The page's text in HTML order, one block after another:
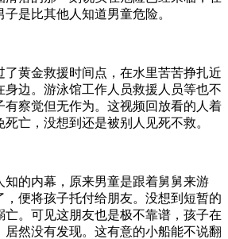
是比其他人知道男童危险。
了黄金救援时间点，在水里苦苦挣扎近
身边。游泳馆工作人员救援人员等也不
有察觉但无作为。这视频回放看的人着
亡，没想到还是被别人见死不救。
知的内幕，原来男童是跟着舅舅来游
，便将孩子托付给朋友。没想到短暂的
亡。可见这朋友也是极不靠谱，孩子在
居然没有发现。这有意的小船能不说翻